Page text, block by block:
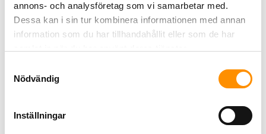
annons- och analysföretag som vi samarbetar med.
Dessa kan i sin tur kombinera informationen med annan
information som du har tillhandahållit eller som de har
Nödvändig
Inställningar